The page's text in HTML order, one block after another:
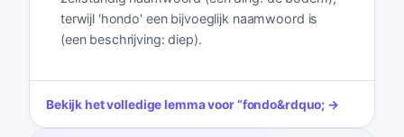
terwijl 'hondo' een bijvoeglijk naamwoord is
(een beschrijving: diep).
Bekijk het volledige lemma voor“fondo&rdquo; →